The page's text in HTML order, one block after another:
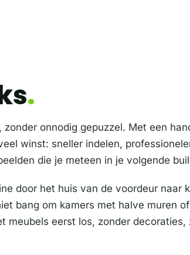
onnodig gepuzzel. Met een
winst: sneller indelen,
die je meteen in je volgende
door het huis van de voordeur naar
bang om kamers met halve muren
eerst los, zonder